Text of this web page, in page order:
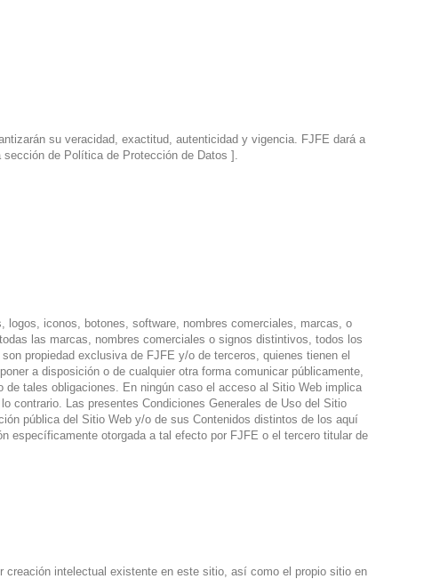
su veracidad, exactitud, autenticidad y vigencia. FJFE dará a
de Política de Protección de Datos ].
iconos, botones, software, nombres comerciales, marcas, o
las marcas, nombres comerciales o signos distintivos, todos los
propiedad exclusiva de FJFE y/o de terceros, quienes tienen el
a disposición o de cualquier otra forma comunicar públicamente,
tales obligaciones. En ningún caso el acceso al Sitio Web implica
contrario. Las presentes Condiciones Generales de Uso del Sitio
pública del Sitio Web y/o de sus Contenidos distintos de los aquí
específicamente otorgada a tal efecto por FJFE o el tercero titular de
intelectual existente en este sitio, así como el propio sitio en